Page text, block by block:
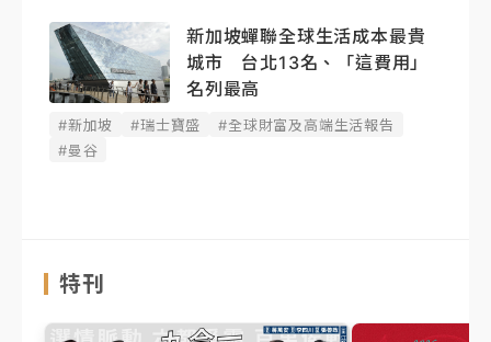
新加坡蟬聯全球生活成本最貴
城市 台北13名、「這費用」
名列最高
#新加坡 #瑞士寶盛
#全球財富及高端生活報告
#曼谷
特刊